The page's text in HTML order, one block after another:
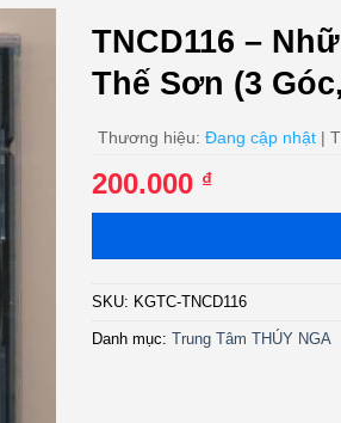
TNCD116 –
Thế Sơn (3
Thương hiệu: Đang cập nhật |
200.000 ₫
SKU: KGTC-TNCD116
Danh mục: Trung Tâm THÚY NGA